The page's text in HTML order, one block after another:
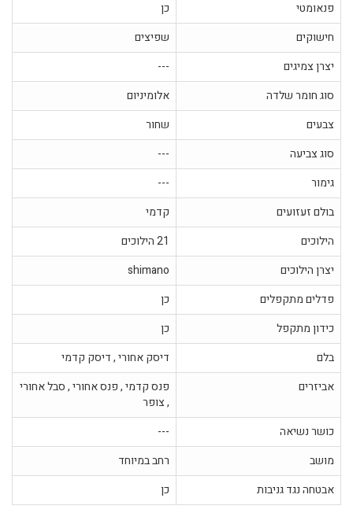
פנאומטי
חישוקים
שפיצים
יצרן צמיגים
סוג חומר שלדה
אלומיניום
צבעים
שחור
סוג צביעה
גימור
בולם זעזועים
קדמי
הילוכים
יצרן הילוכים
shimano
פדלים מתקפלים
כידון מתקפל
בלם
דיסק אחורי , דיסק קדמי
אביזרים
פנס קדמי , פנס אחורי , סבל אחורי
, צופר
כושר נשיאה
מושב
רחב במיוחד
אבטחה נגד גניבות